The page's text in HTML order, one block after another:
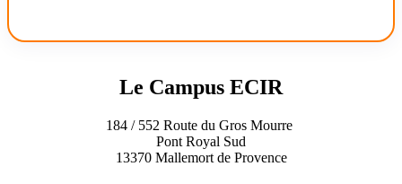
Le Campus ECIR
184 / 552 Route du Gros Mourre
Pont Royal Sud
13370 Mallemort de Provence